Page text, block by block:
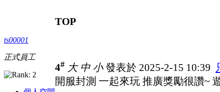
TOP
ts00001
正式員工
4# 大 中 小發表於 2025-2-15 10:39
開服封測 一起來玩 推廣獎勵很讚~